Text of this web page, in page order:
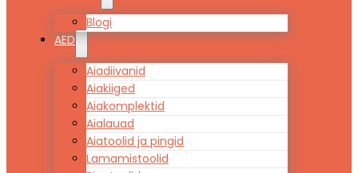
Blogi
AED
Aiadiivanid
Aiakiiged
Aiakomplektid
Aialauad
Aiatoolid ja pingid
Lamamistoolid